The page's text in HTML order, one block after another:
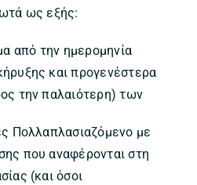
ως εξής:
από την ημερομηνία
και προγενέστερα
την παλαιότερη) των
Πολλαπλασιαζόμενο με
που αναφέρονται στη
(και όσοι